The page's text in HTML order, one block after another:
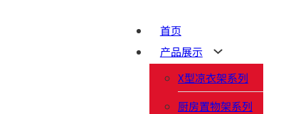
首页
产品展示
X型凉衣架系列
厨房置物架系列